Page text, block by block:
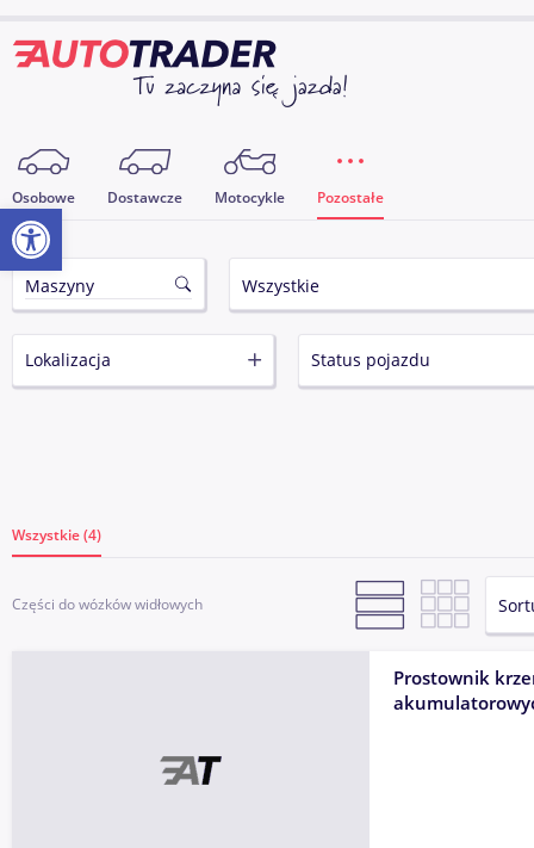
Osobowe Dostawcze Motocykle Pozostałe
Lokalizacja Status pojazdu
Wszystkie (4)
Części do wózków widłowych
Prostownik
Otwórz pasek narzędzi